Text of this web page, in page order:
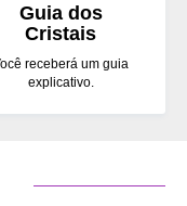
Guia dos
Cristais
receberá um guia
explicativo.